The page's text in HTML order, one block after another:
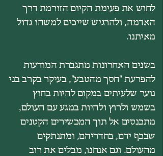
לחוש את פעימת הקיום הזורמת דרך
האדמה, ולהרגיש שייכים למשהו גדול
מאיתנו.
בשנים האחרונות מתגברת המודעות
להפרעת "חסך מהטבע", בעיקר בקרב בני
נוער שלעיתים במקום להיות בחוץ
בשמש ולרוץ ולהיות במגע עם העולם,
מתכנסים אל תוך המכשירים הקטנים
שבכף ידם, בחדריהם, ומתנתקים
מהעולם. וגם אנחנו, מבלים את רוב